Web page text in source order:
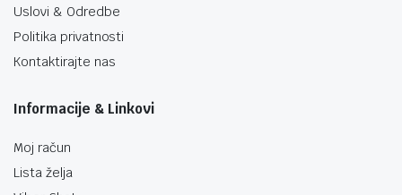
Uslovi & Odredbe
Politika privatnosti
Kontaktirajte nas
Informacije & Linkovi
Moj račun
Lista želja